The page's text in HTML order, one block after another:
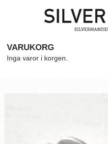
VARUKORG
Inga varor i korgen.